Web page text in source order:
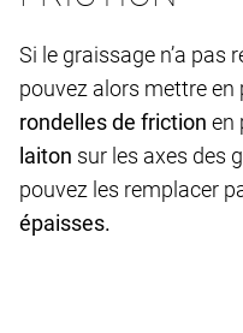
Si le graissage n’a pas
pouvez alors mettre en
rondelles de friction en
laiton sur les axes des
pouvez les remplacer
épaisses.